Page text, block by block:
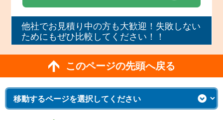
他社でお見積り中の方も大歓迎！失敗しない
ためにもぜひ比較してください！！
このページの先頭へ戻る